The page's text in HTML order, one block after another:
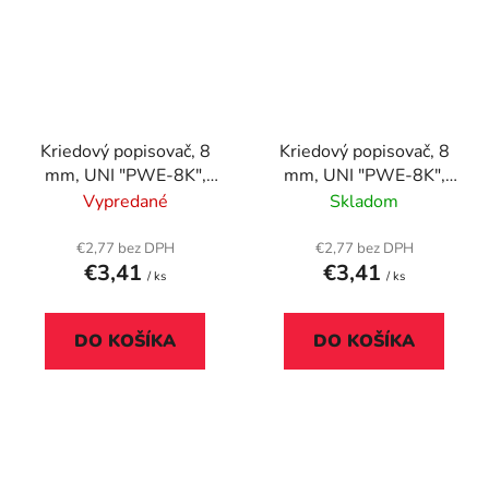
Kriedový popisovač, 8
mm, UNI "PWE-8K",
čierny
Vypredané
€2,77 bez DPH
€3,41 / ks
DO KOŠÍKA
Kriedový popisovač, 8
mm, UNI "PWE-8K",
fialový
Skladom
€2,77 bez DPH
€3,41 / ks
DO KOŠÍKA